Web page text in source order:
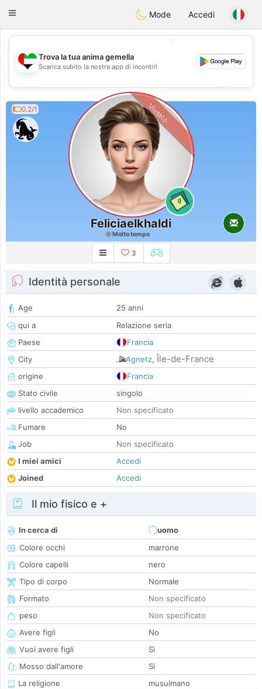
Emirates Chat
Toggle
Mode Accedi
💖
💕
💕
Trova la tua anima gemella
Scarica subito la nostra app di incontri!
0.2/1
0
Vietato
Feliciaelkhaldi
Molto tempo
3
Identità personale
Age
25 anni
qui a
Relazione seria
Paese
Francia
City
Agnetz, Île-de-France
origine
Francia
Stato civile
singolo
livello accademico
Non specificato
Fumare
No
Job
Non specificato
I miei amici
Accedi
Joined
Accedi
Il mio fisico e +
In cerca di
uomo
Colore occhi
marrone
Colore capelli
nero
Tipo di corpo
Normale
Formato
Non specificato
peso
Non specificato
Avere figli
No
Vuoi avere figli
Sì
Mosso dall'amore
Sì
La religione
musulmano